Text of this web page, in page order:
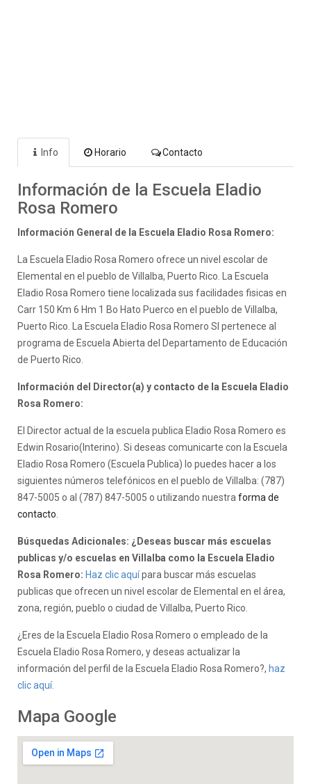
Info Horario Contacto
Información de la Escuela Eladio
Rosa Romero
Información General de la Escuela Eladio Rosa Romero:
La Escuela Eladio Rosa Romero ofrece un nivel escolar de
Elemental en el pueblo de Villalba, Puerto Rico. La Escuela
Eladio Rosa Romero tiene localizada sus facilidades fisicas en
Carr 150 Km 6 Hm 1 Bo Hato Puerco en el pueblo de Villalba,
Puerto Rico. La Escuela Eladio Rosa Romero SI pertenece al
programa de Escuela Abierta del Departamento de Educación
de Puerto Rico.
Información del Director(a) y contacto de la Escuela Eladio
Rosa Romero:
El Director actual de la escuela publica Eladio Rosa Romero es
Edwin Rosario(Interino). Si deseas comunicarte con la Escuela
Eladio Rosa Romero (Escuela Publica) lo puedes hacer a los
siguientes números telefónicos en el pueblo de Villalba: (787)
847-5005 o al (787) 847-5005 o utilizando nuestra forma de
contacto
Búsquedas Adicionales: ¿Deseas buscar más escuelas
publicas y/o escuelas en Villalba como la Escuela Eladio
Rosa Romero: Haz clic aquípara buscar más escuelas
publicas que ofrecen un nivel escolar de Elemental en el área,
zona, región, pueblo o ciudad de Villalba, Puerto Rico.
¿Eres de la Escuela Eladio Rosa Romero o empleado de la
Escuela Eladio Rosa Romero, y deseas actualizar la
información del perfil de la Escuela Eladio Rosa Romero?, haz
clic aquí.
Mapa Google